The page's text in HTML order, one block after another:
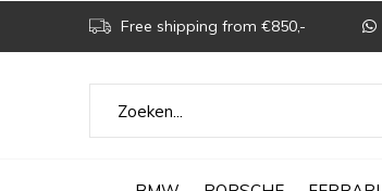
Free shipping from €850,-